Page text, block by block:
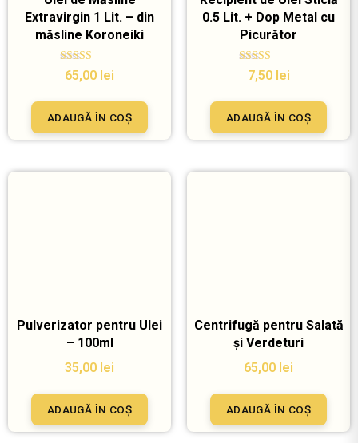
Extravirgin 1 Lit. – din
măsline Koroneiki
Evaluat la
5.00
65,00 lei
ADAUGĂ ÎN COȘ
0.5 Lit. + Dop Metal cu
Picurător
Evaluat la
5.00
7,50 lei
ADAUGĂ ÎN COȘ
Pulverizator pentru Ulei
– 100ml
35,00 lei
ADAUGĂ ÎN COȘ
Centrifugă pentru Salată
și Verdeturi
65,00 lei
ADAUGĂ ÎN COȘ